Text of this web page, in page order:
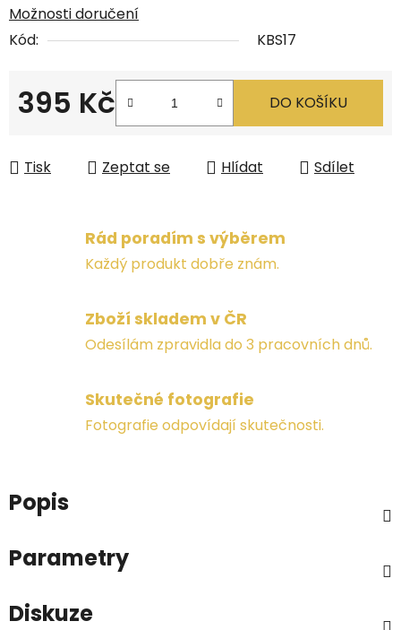
Možnosti doručení
Kód:
KBS17
395 Kč DO KOŠÍKU
Tisk Zeptat se Hlídat Sdílet
Rád poradím s výběrem
Každý produkt dobře znám.
Zboží skladem v ČR
Odesílám zpravidla do 3 pracovních dnů.
Skutečné fotografie
Fotografie odpovídají skutečnosti.
Popis
Parametry
Diskuze